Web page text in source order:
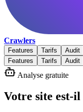
Crawlers
Features Tarifs Audit
Features
Tarifs Audit
Analyse gratuite
Votre site est-il